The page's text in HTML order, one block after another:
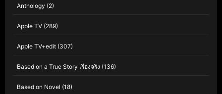
Anthology (2)
Apple TV (289)
Apple TV+edit (307)
Based on a True Story เรื่องจริง (136)
Based on Novel (18)